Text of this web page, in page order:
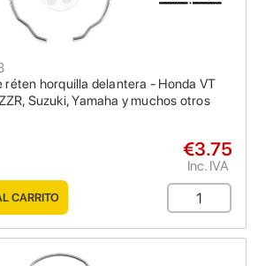
réten horquilla delantera - Honda VT
Suzuki, Yamaha y muchos otros
€3.75
Inc. IVA
CARRITO